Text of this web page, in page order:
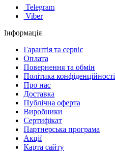
Telegram
Viber
Інформація
Гарантія та сервіс
Оплата
Повернення та обмін
Політика конфіденційності
Про нас
Доставка
Публічна оферта
Виробники
Сертифікат
Партнерська програма
Акції
Карта сайту